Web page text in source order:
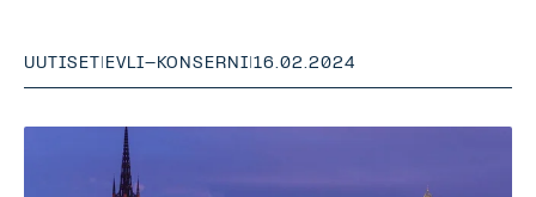
UUTISET EVLI-KONSERNI |16.02.2024